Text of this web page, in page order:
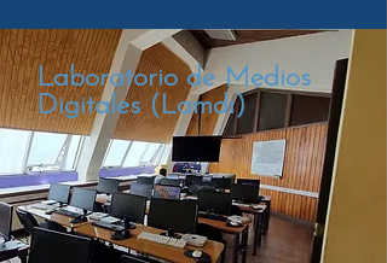
Laboratorio de Medios
Digitales (Lamdi)